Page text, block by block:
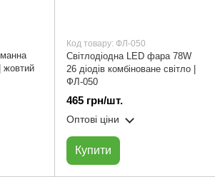
жовтий
Код товару: ФЛ-050
Cвітлодіодна LED фара 78W
26 діодів комбіноване світло |
ФЛ-050
465 грн/шт.
Оптові ціни
Купити